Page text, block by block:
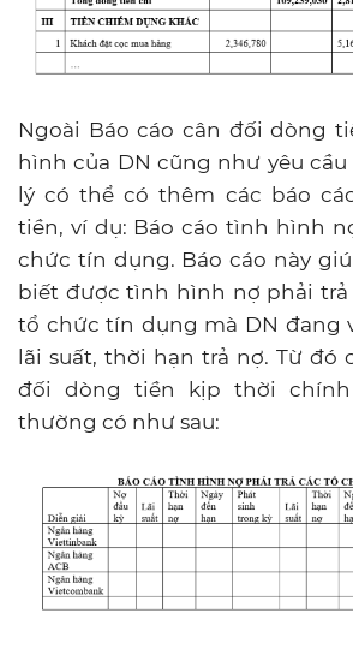
Ngoài Báo cáo cân đối dòng
hình của DN cũng như yêu
lý có thể có thêm các báo
tiền, ví dụ: Báo cáo tình hình
chức tín dụng. Báo cáo này
biết được tình hình nợ phải trả
tổ chức tín dụng mà DN đang
lãi suất, thời hạn trả nợ. Từ đó
đối dòng tiền kịp thời chính
thường có như sau: